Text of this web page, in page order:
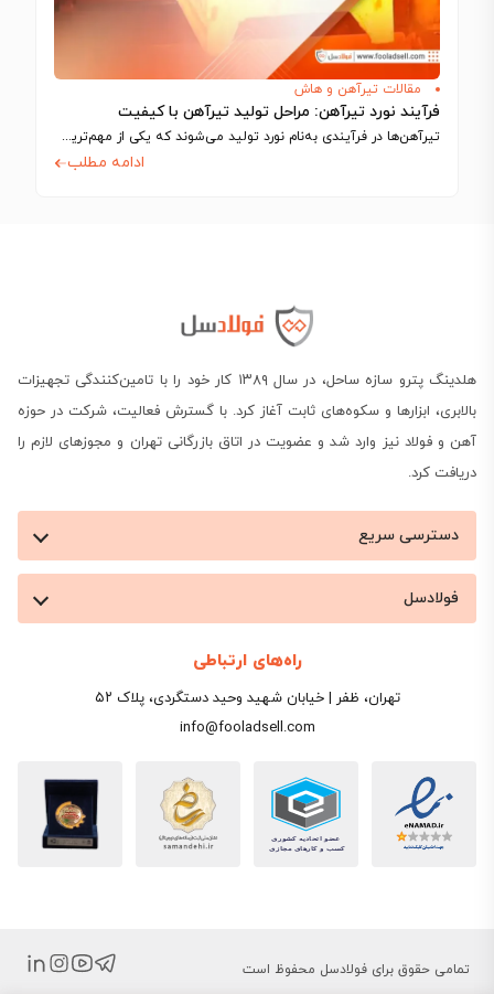
مقالات تیرآهن و هاش
فرآیند نورد تیرآهن: مراحل تولید تیرآهن با کیفیت
تیرآهن‌ها در فرآیندی به‌نام نورد تولید می‌شوند که یکی از مهم‌ترین مراحل آن، شکل‌دهی…
ادامه مطلب
هلدینگ پترو سازه ساحل، در سال ۱۳۸۹ کار خود را با تامین‌کنندگی تجهیزات
بالابری، ابزارها و سکوه‌های ثابت آغاز کرد. با گسترش فعالیت، شرکت در حوزه
آهن و فولاد نیز وارد شد و عضویت در اتاق بازرگانی تهران و مجوزهای لازم را
دریافت کرد.
دسترسی سریع
فولادسل
راه‌های ارتباطی
تهران، ظفر | خیابان شهید وحید دستگردی، پلاک ۵۲
info@fooladsell.com
تمامی حقوق برای فولادسل محفوظ است